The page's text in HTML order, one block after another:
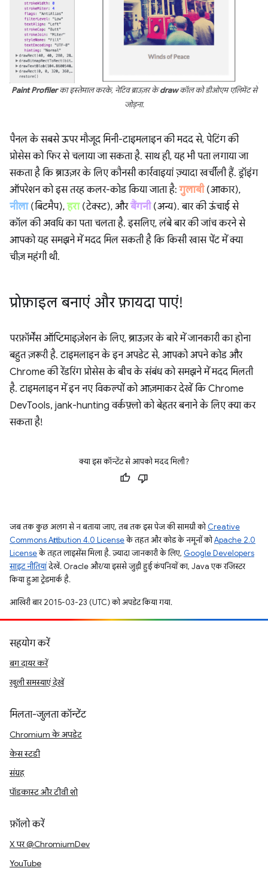
Paint Profilerका इस्तेमाल करके, नेटिव ब्राउज़र केdrawकॉल को डीओएम एलिमेंट से
जोड़ना.
पैनल के सबसे ऊपर मौजूद मिनी-टाइमलाइन की मदद से, पेटिंग की
प्रोसेस को फिर से चलाया जा सकता है. साथ ही, यह भी पता लगाया जा
सकता है कि ब्राउज़र के लिए कौनसी कार्रवाइयां ज़्यादा खर्चीली हैं. ड्रॉइंग
ऑपरेशन को इस तरह कलर-कोड किया जाता है:गुलाबी(आकार),
नीला(बिटमैप),हरा(टेक्स्ट), औरबैंगनी(अन्य). बार की ऊंचाई से
कॉल की अवधि का पता चलता है. इसलिए, लंबे बार की जांच करने से
आपको यह समझने में मदद मिल सकती है कि किसी खास पेंट में क्या
चीज़ महंगी थी.
प्रोफ़ाइल बनाएं और फ़ायदा पाएं!
परफ़ॉर्मेंस ऑप्टिमाइज़ेशन के लिए, ब्राउज़र के बारे में जानकारी का होना
बहुत ज़रूरी है. टाइमलाइन के इन अपडेट से, आपको अपने कोड और
Chrome की रेंडरिंग प्रोसेस के बीच के संबंध को समझने में मदद मिलती
है. टाइमलाइन में इन नए विकल्पों को आज़माकर देखें कि Chrome
DevTools, jank-hunting वर्कफ़्लो को बेहतर बनाने के लिए क्या कर
सकता है!
क्या इस कॉन्टेंट से आपको मदद मिली?
जब तक कुछ अलग से न बताया जाए, तब तक इस पेज की सामग्री कोCreative
Commons Attribution 4.0 Licenseके तहत और कोड के नमूनों कोApache 2.0
Licenseके तहत लाइसेंस मिला है. ज़्यादा जानकारी के लिए, Google Developers
साइट नीतियांदेखें. Oracle और/या इससे जुड़ी हुई कंपनियों का, Java एक रजिस्टर
किया हुआ ट्रेडमार्क है.
आखिरी बार 2015-03-23 (UTC) को अपडेट किया गया.
सहयोग करें
बग दायर करें
खुली समस्याएं देखें
मिलता-जुलता कॉन्टेंट
Chromium के अपडेट
केस स्टडी
संग्रह
पॉडकास्ट और टीवी शो
फ़ॉलो करें
X पर @ChromiumDev
YouTube